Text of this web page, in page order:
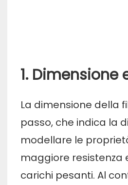
1.
La dimensione della
passo, che indica la
modellare le
maggiore resistenza
carichi pesanti. Al